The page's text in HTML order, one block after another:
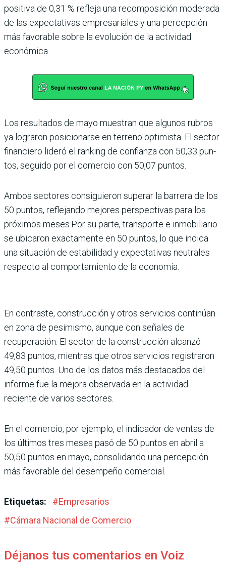
positiva de 0,31 % refleja una recom­posición moderada
de las expectativas empresariales y una percepción
más favo­rable sobre la evolución de la actividad
económica.
Los resultados de mayo muestran que algunos rubros
ya lograron posicionarse en terreno optimista. El sector
financiero lideró el ranking de confianza con 50,33 pun­
tos, seguido por el comercio con 50,07 puntos.
Ambos sectores consiguieron superar la barrera de los
50 puntos, reflejando mejores perspectivas para los
próxi­mos meses.Por su parte, transporte e inmobiliario
se ubicaron exactamente en 50 puntos, lo que indica
una situación de estabilidad y expectativas neutrales
res­pecto al comportamiento de la economía.
En contraste, construcción y otros servicios continúan
en zona de pesimismo, aunque con señales de
recuperación. El sector de la construcción alcanzó
49,83 puntos, mien­tras que otros servicios regis­traron
49,50 puntos. Uno de los datos más destacados del
informe fue la mejora obser­vada en la actividad
reciente de varios sectores.
En el comercio, por ejemplo, el indicador de ventas de
los últimos tres meses pasó de 50 puntos en abril a
50,50 pun­tos en mayo, consolidando una percepción
más favora­ble del desempeño comercial.
Etiquetas: #Empresarios
#Cámara Nacional de Comercio
Déjanos tus comentarios en Voiz